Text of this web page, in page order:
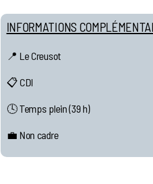
INFORMATIONS
📍 Le Creusot
📋 CDI
🕓 Temps plein (39 h)
💼 Non cadre